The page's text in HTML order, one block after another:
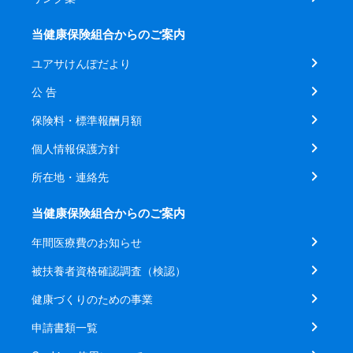
当健康保険組合からのご案内
ユアサけんぽだより
公 告
保険料・標準報酬月額
個人情報保護方針
所在地・連絡先
当健康保険組合からのご案内
年間医療費のお知らせ
被扶養者資格確認調査（検認）
健康づくりのための事業
申請書類一覧